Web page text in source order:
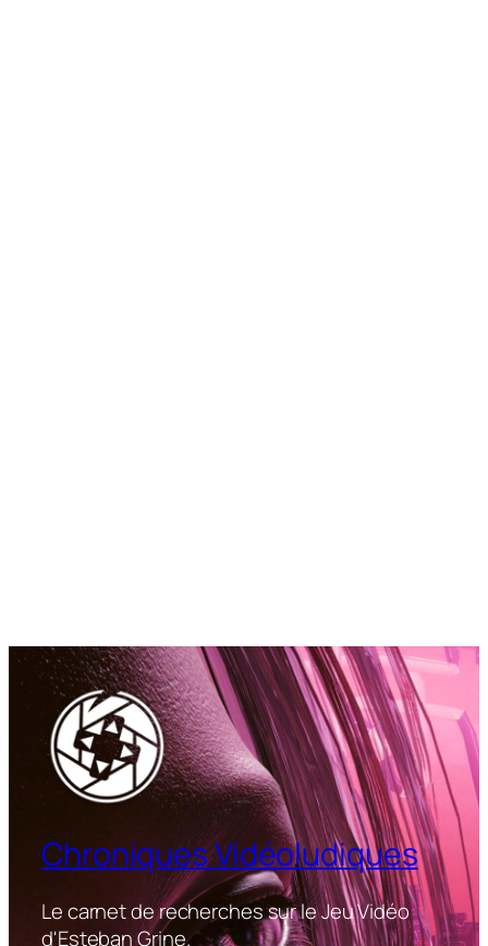
Chroniques Vidéoludiques
Le carnet de recherches sur le Jeu Vidéo
d'Esteban Grine.